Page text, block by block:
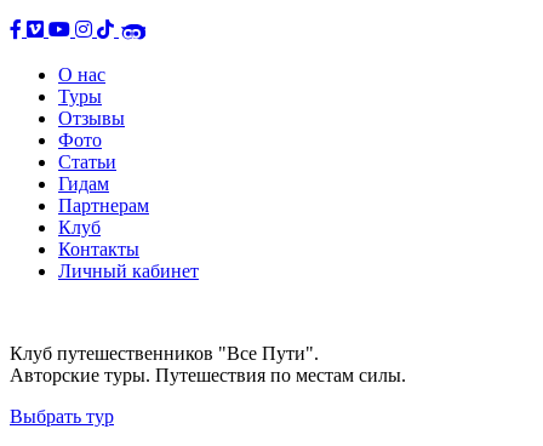
О нас
Туры
Отзывы
Фото
Статьи
Гидам
Партнерам
Клуб
Контакты
Личный кабинет
Клуб путешественников "Все Пути".
Авторские туры. Путешествия по местам силы.
Выбрать тур